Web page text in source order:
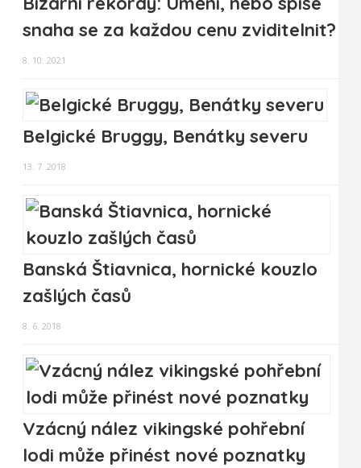
snaha se za každou cenu zviditelnit?
8. 10. 2021
Belgické Bruggy, Benátky severu
13. 7. 2018
Banská Štiavnica, hornické kouzlo
zašlých časů
8. 6. 2018
Vzácný nález vikingské pohřební
lodi může přinést nové poznatky